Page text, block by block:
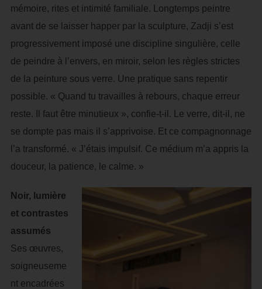
mémoire, rites et intimité familiale. Longtemps peintre
avant de se laisser happer par la sculpture, Zadji s’est
progressivement imposé une discipline singulière, celle
de peindre à l’envers, en miroir, selon les règles strictes
de la peinture sous verre. Une pratique sans repentir
possible. « Quand tu travailles à rebours, chaque erreur
reste. Il faut être minutieux », confie-t-il. Le verre, dit-il, ne
se dompte pas mais il s’apprivoise. Et ce compagnonnage
l’a transformé. « J’étais impulsif. Ce médium m’a appris la
douceur, la patience, le calme. »
Noir, lumière
et contrastes
assumés
Ses œuvres,
soigneuseme
nt encadrées